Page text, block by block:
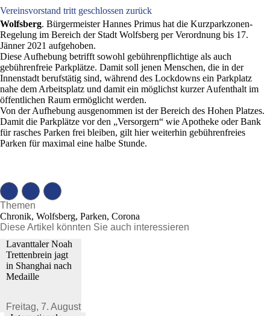
Vereinsvorstand tritt geschlossen zurück
Wolfsberg. Bürgermeister Hannes Primus hat die Kurzparkzonen-
Regelung im Bereich der Stadt Wolfsberg per Verordnung bis 17.
Jänner 2021 aufgehoben.
Diese Aufhebung betrifft sowohl gebührenpflichtige als auch
gebührenfreie Parkplätze. Damit soll jenen Menschen, die in der
Innenstadt berufstätig sind, während des Lockdowns ein Parkplatz
nahe dem Arbeitsplatz und damit ein möglichst kurzer Aufenthalt im
öffentlichen Raum ermöglicht werden.
Von der Aufhebung ausgenommen ist der Bereich des Hohen Platzes.
Damit die Parkplätze vor den „Versorgern“ wie Apotheke oder Bank
für rasches Parken frei bleiben, gilt hier weiterhin gebührenfreies
Parken für maximal eine halbe Stunde.
Themen
Chronik, Wolfsberg, Parken, Corona
Diese Artikel könnten Sie auch interessieren
Lavanttaler Noah
Trettenbrein jagt
in Shanghai nach
Medaille
Freitag, 7. August 2026